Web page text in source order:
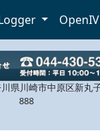
県川崎市中原区新丸
888